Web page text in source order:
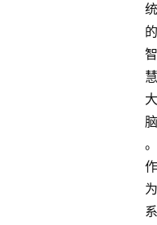
统
的
智
慧
大
脑
。
作
为
系